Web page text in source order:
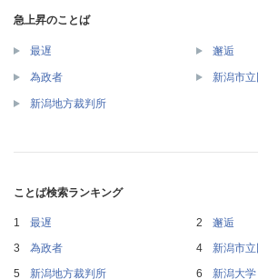
急上昇のことば
最遅 邂逅
為政者 新潟市
新潟地方裁判所
ことば検索ランキング
最遅
邂逅
為政者
新潟市
新潟地方裁判所
新潟大学